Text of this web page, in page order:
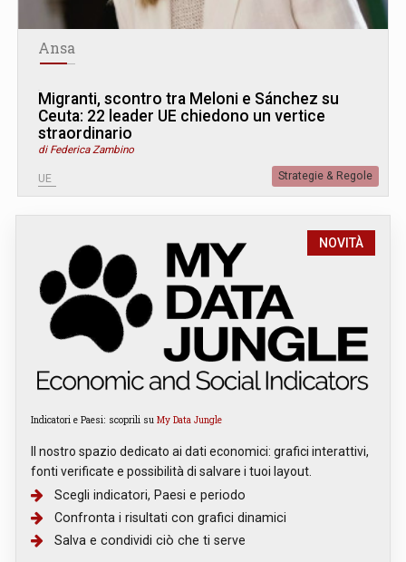
Ansa
Migranti, scontro tra Meloni e Sánchez su
Ceuta: 22 leader UE chiedono un vertice
straordinario
di Federica Zambino
UE Strategie & Regole
NOVITÀ
Indicatori e Paesi: scoprili su My Data Jungle
Il nostro spazio dedicato ai dati economici: grafici interattivi,
fonti verificate e possibilità di salvare i tuoi layout.
Scegli indicatori, Paesi e periodo
Confronta i risultati con grafici dinamici
Salva e condividi ciò che ti serve